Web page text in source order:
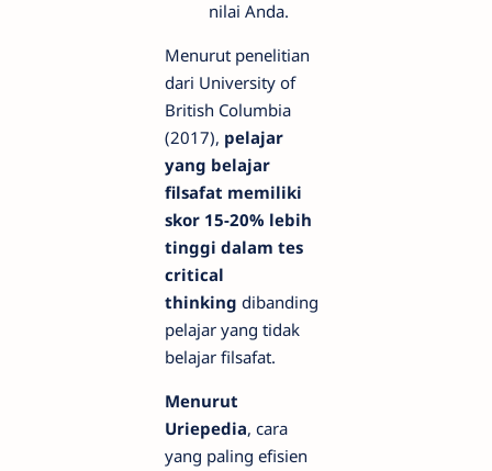
nilai Anda.
Menurut penelitian
dari University of
British Columbia
(2017), pelajar
yang belajar
filsafat memiliki
skor 15-20% lebih
tinggi dalam tes
critical
thinking dibanding
pelajar yang tidak
belajar filsafat.
Menurut
Uriepedia, cara
yang paling efisien